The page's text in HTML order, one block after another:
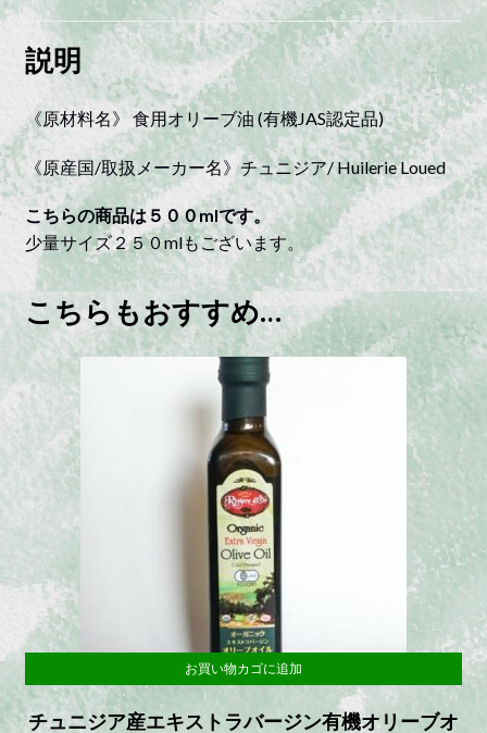
ン
機
オ
リ
ー
ブ
オ
ル
500ml
quantity
説明
《原材料名》 食用オリーブ油 (有機JAS認定品)
《原産国/取扱メーカー名》チュニジア/ Huilerie Loued
こちらの商品は５００mlです。
少量サイズ２５０mlもございます。
こちらもおすすめ…
チュニジア産エキストラバージン有機オリーブオ
お買い物カゴに追加